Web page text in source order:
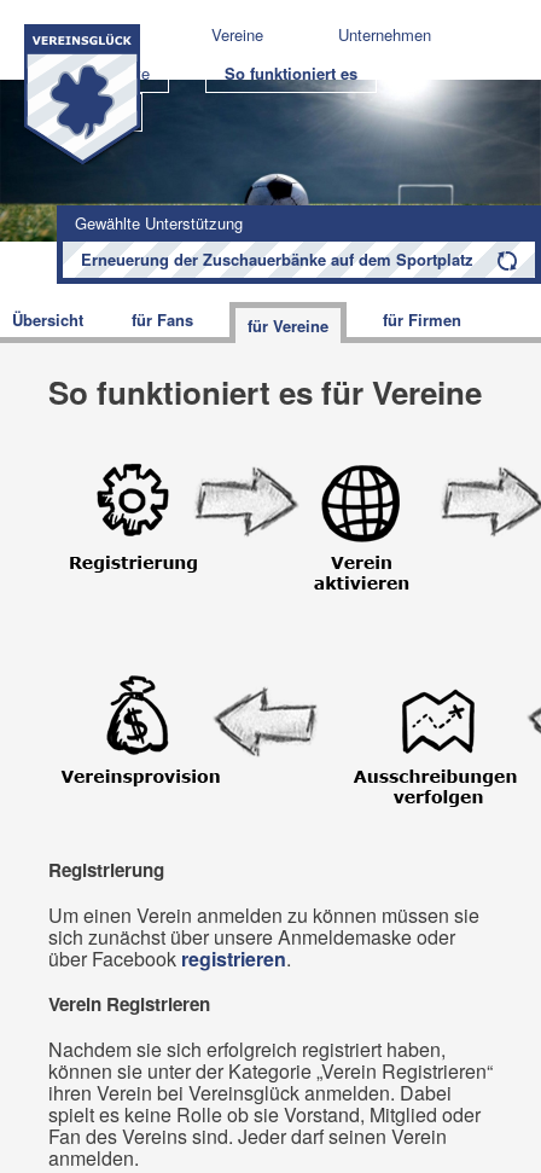
Shops Vereine
Unternehmen
Projekte
So funktioniert es
Blog
Gewählte Unterstützung
Erneuerung der Zuschauerbänke auf dem Sportplatz
Übersicht für Fans für Vereine für Firmen
So funktioniert es für Vereine
Registrierung
Um einen Verein anmelden zu können müssen sie
sich zunächst über unsere Anmeldemaske oder
über Facebook registrieren.
Verein Registrieren
Nachdem sie sich erfolgreich registriert haben,
können sie unter der Kategorie „Verein Registrieren“
ihren Verein bei Vereinsglück anmelden. Dabei
spielt es keine Rolle ob sie Vorstand, Mitglied oder
Fan des Vereins sind. Jeder darf seinen Verein
anmelden.